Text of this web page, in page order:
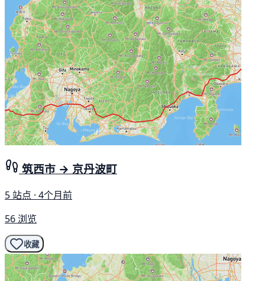
筑西市 → 京丹波町
5 站点 · 4个月前
56 浏览
收藏